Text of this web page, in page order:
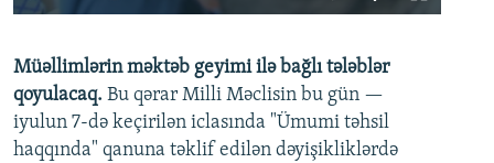
360p
480p
720p
Müəllimlərin məktəb geyimi ilə bağlı tələblər
qoyulacaq. Bu qərar Milli Məclisin bu gün —
iyulun 7-də keçirilən iclasında "Ümumi təhsil
haqqında" qanuna təklif edilən dəyişikliklərdə